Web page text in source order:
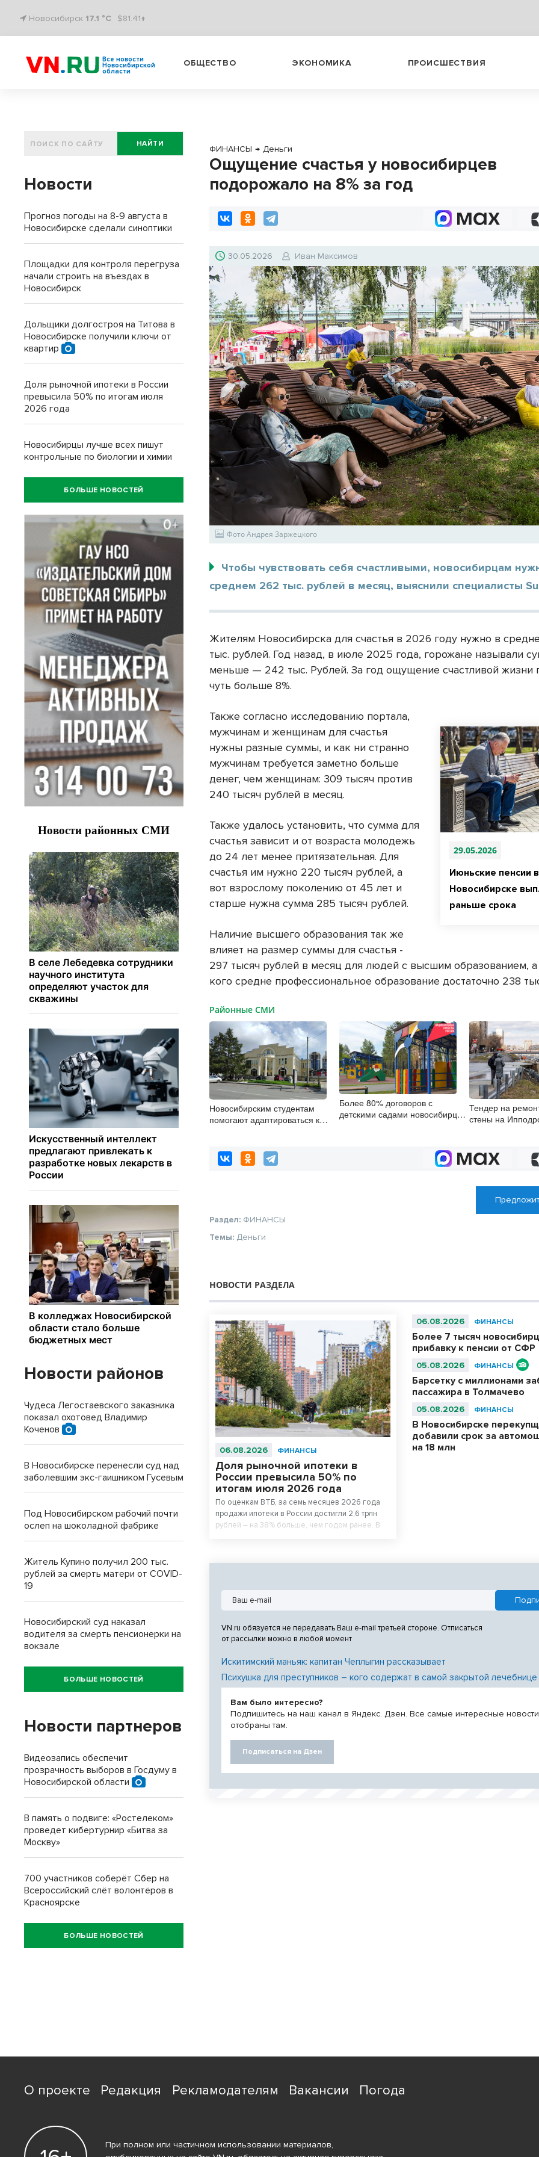
Новосибирск 17.1 °C $81.41↑
Все новости
Новосибирской
области
ОБЩЕСТВО ЭКОНОМИКА ПРОИСШЕСТВИЯ
ФИНАНСЫ → Деньги
Ощущение счастья у новосибирцев
подорожало на 8% за год
30.05.2026 Иван Максимов
Фото Андрея Заржецкого
Чтобы чувствовать себя счастливыми, новосибирцам
среднем 262 тыс. рублей в месяц, выяснили специалисты
Жителям Новосибирска для счастья в 2026 году нужно в
тыс. рублей. Год назад, в июле 2025 года, горожане называли
меньше — 242 тыс. Рублей. За год ощущение счастливой жизни
чуть больше 8%.
29.05.2026
Июньские пенсии в
Новосибирске
раньше срока
Также согласно исследованию портала,
мужчинам и женщинам для счастья
нужны разные суммы, и как ни странно
мужчинам требуется заметно больше
денег, чем женщинам: 309 тысяч против
240 тысяч рублей в месяц.
Также удалось установить, что сумма для
счастья зависит и от возраста молодежь
до 24 лет менее притязательная. Для
счастья им нужно 220 тысяч рублей, а
вот взрослому поколению от 45 лет и
старше нужна сумма 285 тысяч рублей.
Наличие высшего образования так же
влияет на размер суммы для счастья -
297 тысяч рублей в месяц для людей с высшим образованием, а
кого средне профессиональное образование достаточно 238
Районные СМИ
Новосибирским студентам
помогают адаптироваться к
Более 80% договоров с
детскими садами новосибирцы
Тендер на
стены на
Раздел: ФИНАНСЫ
Темы: Деньги
НОВОСТИ РАЗДЕЛА
06.08.2026 ФИНАНСЫ
Доля рыночной ипотеки в
России превысила 50% по
итогам июля 2026 года
По оценкам ВТБ, за семь месяцев 2026 года
продажи ипотеки в России достигли 2,6 трлн
рублей – на 38% больше, чем годом ранее. В
06.08.2026 ФИНАНСЫ
Более 7 тысяч
прибавку к пенсии от СФР
05.08.2026 ФИНАНСЫ
Барсетку с миллионами
пассажира в Толмачево
05.08.2026 ФИНАНСЫ
В Новосибирске
добавили срок за
на 18 млн
VN.ru обязуется не передавать Ваш e-mail третьей стороне. Отписаться
от рассылки можно в любой момент
Искитимский маньяк: капитан Чеплыгин рассказывает
Психушка для преступников – кого содержат в самой закрытой
Вам было интересно?
Подпишитесь на наш канал в Яндекс. Дзен. Все самые интересные новости
отобраны там.
Подписаться на Дзен
НАЙТИ
Новости
Прогноз погоды на 8-9 августа в
Новосибирске сделали синоптики
Площадки для контроля перегруза
начали строить на въездах в
Новосибирск
Дольщики долгостроя на Титова в
Новосибирске получили ключи от
квартир
Доля рыночной ипотеки в России
превысила 50% по итогам июля
2026 года
Новосибирцы лучше всех пишут
контрольные по биологии и химии
БОЛЬШЕ НОВОСТЕЙ
Новости районов
Чудеса Легостаевского заказника
показал охотовед Владимир
Коченов
В Новосибирске перенесли суд над
заболевшим экс-гаишником Гусевым
Под Новосибирском рабочий почти
ослеп на шоколадной фабрике
Житель Купино получил 200 тыс.
рублей за смерть матери от COVID-
19
Новосибирский суд наказал
водителя за смерть пенсионерки на
вокзале
БОЛЬШЕ НОВОСТЕЙ
Новости партнеров
Видеозапись обеспечит
прозрачность выборов в Госдуму в
Новосибирской области
В память о подвиге: «Ростелеком»
проведет кибертурнир «Битва за
Москву»
700 участников соберёт Сбер на
Всероссийский слёт волонтёров в
Красноярске
БОЛЬШЕ НОВОСТЕЙ
О проекте Редакция Рекламодателям Вакансии Погода
При полном или частичном использовании материалов,